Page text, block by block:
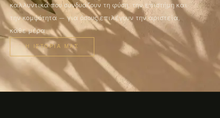
καλλυντικά που συνδυάζουν τη φύση, την επιστήμη και
την κομψότητα — για όσους επιλέγουν την αριστεία,
κάθε μέρα.
Η ΙΣΤΟΡΊΑ ΜΑΣ